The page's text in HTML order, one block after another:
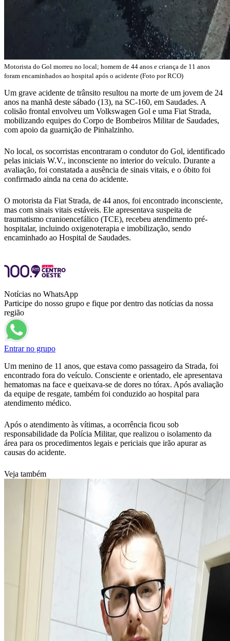
Motorista do Gol morreu no local; homem de 44 anos e criança de 11 anos
foram encaminhados ao hospital após o acidente (Foto por RCO)
Um grave acidente de trânsito resultou na morte de um jovem de 24
anos na manhã deste sábado (13), na SC-160, em Saudades. A
colisão frontal envolveu um Volkswagen Gol e uma Fiat Strada,
mobilizando equipes do Corpo de Bombeiros Militar de Saudades,
com apoio da guarnição de Pinhalzinho.
No local, os socorristas encontraram o condutor do Gol, identificado
pelas iniciais W.V., inconsciente no interior do veículo. Durante a
avaliação, foi constatada a ausência de sinais vitais, e o óbito foi
confirmado ainda na cena do acidente.
O motorista da Fiat Strada, de 44 anos, foi encontrado inconsciente,
mas com sinais vitais estáveis. Ele apresentava suspeita de
traumatismo cranioencefálico (TCE), recebeu atendimento pré-
hospitalar, incluindo oxigenoterapia e imobilização, sendo
encaminhado ao Hospital de Saudades.
Notícias no WhatsApp
Participe do nosso grupo e fique por dentro das notícias da nossa
região
Entrar no grupo
Um menino de 11 anos, que estava como passageiro da Strada, foi
encontrado fora do veículo. Consciente e orientado, ele apresentava
hematomas na face e queixava-se de dores no tórax. Após avaliação
da equipe de resgate, também foi conduzido ao hospital para
atendimento médico.
Após o atendimento às vítimas, a ocorrência ficou sob
responsabilidade da Polícia Militar, que realizou o isolamento da
área para os procedimentos legais e periciais que irão apurar as
causas do acidente.
Veja também